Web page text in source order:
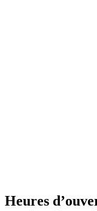
Heures